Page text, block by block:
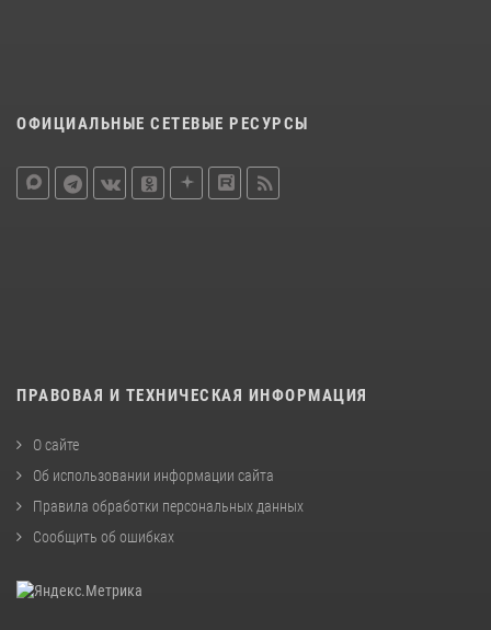
ОФИЦИАЛЬНЫЕ СЕТЕВЫЕ РЕСУРСЫ
ПРАВОВАЯ И ТЕХНИЧЕСКАЯ ИНФОРМАЦИЯ
О сайте
Об использовании информации сайта
Правила обработки персональных данных
Сообщить об ошибках